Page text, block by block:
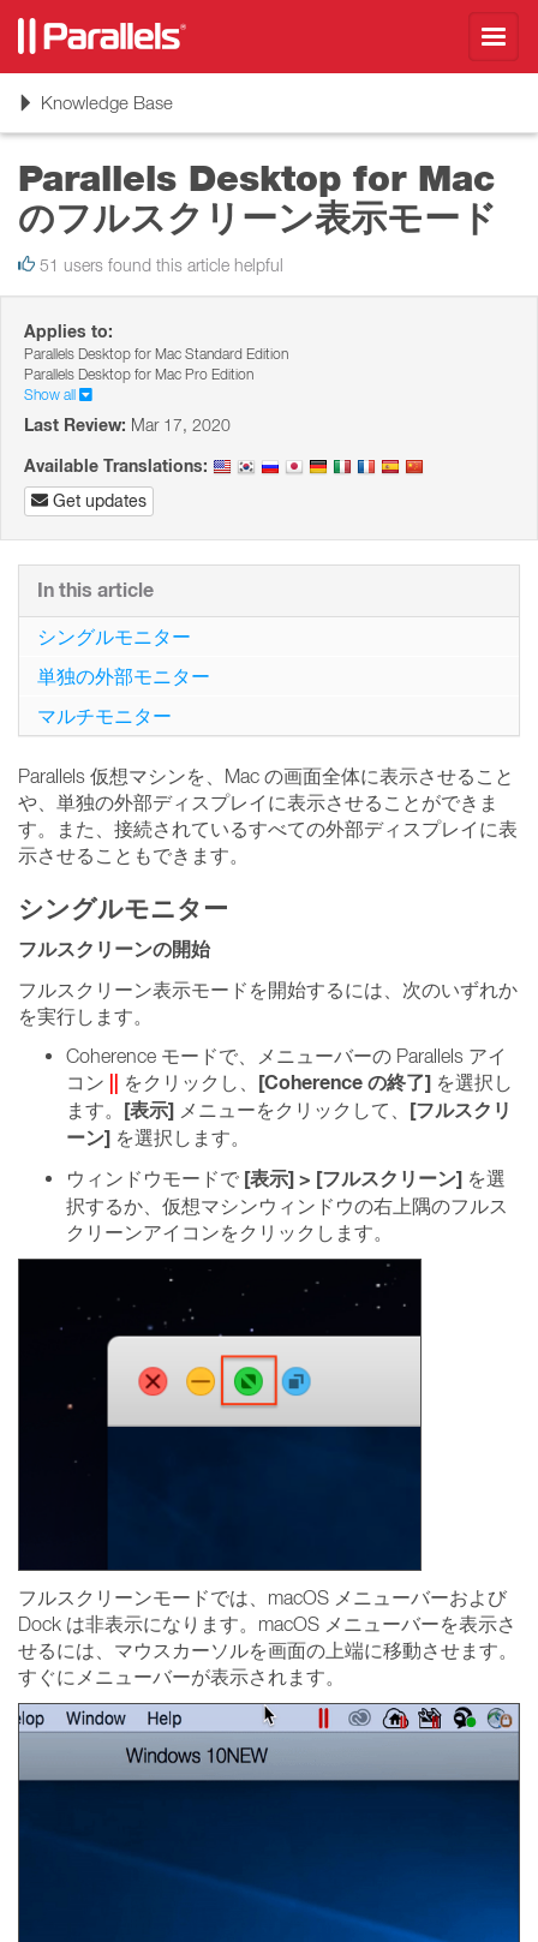
ToggleKnowledge Base
Parallels Desktop for Mac
のフルスクリーン表示モード
51 users found this article helpful
Applies to:
Parallels Desktop for Mac Standard Edition
Parallels Desktop for Mac Pro Edition
Show all
Last Review: Mar 17, 2020
Available Translations:
Get updates
Parallels 仮想マシンを、Mac の画面全体に表示させること
や、単独の外部ディスプレイに表示させることができま
す。また、接続されているすべての外部ディスプレイに表
示させることもできます。
シングルモニター
フルスクリーンの開始
フルスクリーン表示モードを開始するには、次のいずれか
を実行します。
Coherence モードで、メニューバーの Parallels アイ
コン
をクリックし、 [Coherence の終了] を選択し
ます。 [表示] メニューをクリックして、 [フルスクリ
ーン] を選択します。
ウィンドウモードで [表示] > [フルスクリーン] を選
択するか、仮想マシンウィンドウの右上隅のフルス
クリーンアイコンをクリックします。
フルスクリーンモードでは、macOS メニューバーおよび
Dock は非表示になります。macOS メニューバーを表示さ
せるには、マウスカーソルを画面の上端に移動させます。
すぐにメニューバーが表示されます。
In this article
シングルモニター
単独の外部モニター
マルチモニター